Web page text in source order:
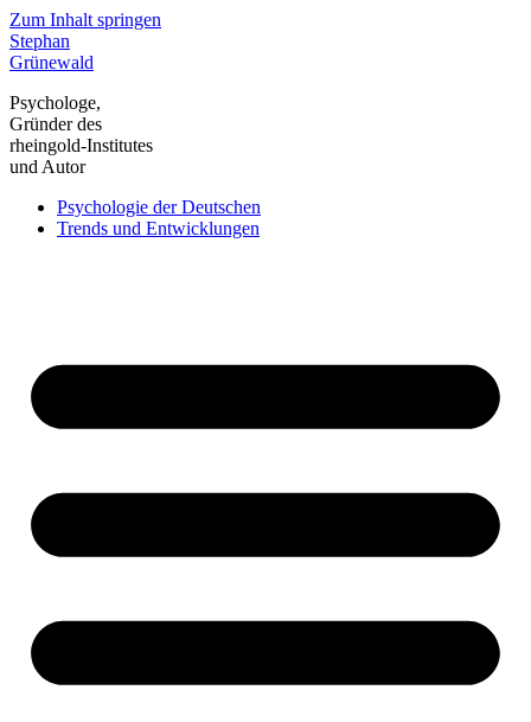
Zum Inhalt springen
Stephan
Grünewald
Psychologe,
Gründer des
rheingold-Institutes
und Autor
Psychologie der Deutschen
Trends und Entwicklungen